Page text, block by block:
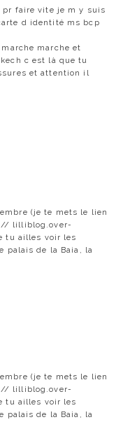
pr faire vite je m y suis
d identité ms bcp
marche et
c est là que tu
et attention il
(je te mets le lien
lilliblog.over-
tu ailles voir les
palais de la Baia, la
(je te mets le lien
lilliblog.over-
tu ailles voir les
palais de la Baia, la